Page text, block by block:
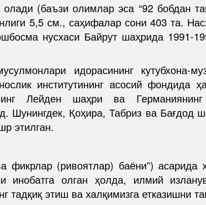
(баъзи олимлар эса “92 бобдан
5,5 см., саҳифалар сони 403 та.
нусхаси Байрут шаҳрида 1991-
идорасининг кутубхона-
институтининг асосий фондида
Лейден шаҳри ва
Шунингдек, Қоҳира, Табриз ва Бағдод
этилган.
фикрлар (ривоятлар) баёни”)
олган ҳолда, илмий
тадқиқ этиш ва халқимизга етказишни